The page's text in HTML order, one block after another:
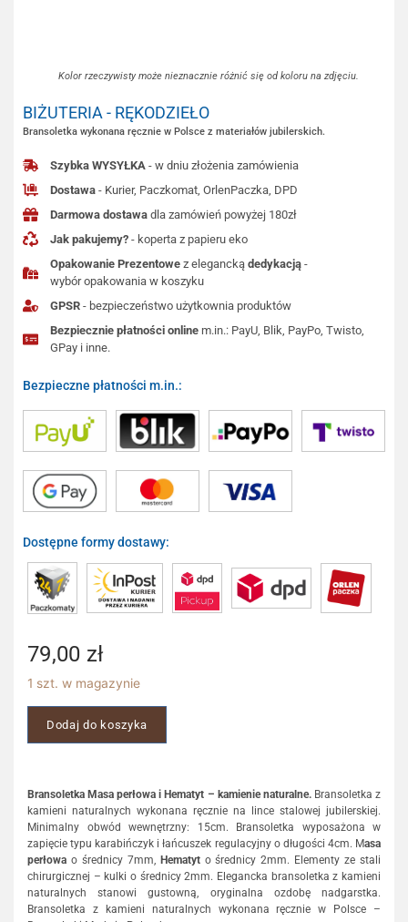
Kolor rzeczywisty może nieznacznie różnić się od koloru na zdjęciu.
BIŻUTERIA - RĘKODZIEŁO
Bransoletka wykonana ręcznie w Polsce z materiałów jubilerskich.
Szybka WYSYŁKA - w dniu złożenia zamówienia
Dostawa - Kurier, Paczkomat, OrlenPaczka, DPD
Darmowa dostawa dla zamówień powyżej 180zł
Jak pakujemy? - koperta z papieru eko
Opakowanie Prezentowe z eleganckądedykacją -
wybór opakowania w koszyku
GPSR - bezpieczeństwo użytkownia produktów
Bezpiecznie płatności online m.in.: PayU, Blik, PayPo, Twisto,
GPay i inne.
Bezpieczne płatności m.in.:
Dostępne formy dostawy:
79,00 zł
1 szt. w magazynie
Dodaj do koszyka
Bransoletka Masa perłowa i Hematyt – kamienie naturalne.Bransoletka z
kamieni naturalnych wykonana ręcznie na lince stalowej jubilerskiej.
Minimalny obwód wewnętrzny: 15cm. Bransoletka wyposażona w
zapięcie typu karabińczyk i łańcuszek regulacyjny o długości 4cm. Masa
perłowa o średnicy 7mm, Hematyto średnicy 2mm. Elementy ze stali
chirurgicznej – kulki o średnicy 2mm. Elegancka bransoletka z kamieni
naturalnych stanowi gustowną, oryginalna ozdobę nadgarstka.
Bransoletka z kamieni naturalnych wykonana ręcznie w Polsce –